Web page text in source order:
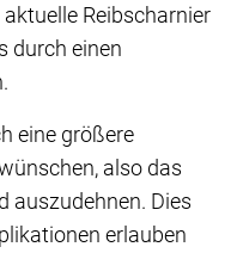
Reibscharnier
durch einen
eine größere
also das
auszudehnen. Dies
erlauben